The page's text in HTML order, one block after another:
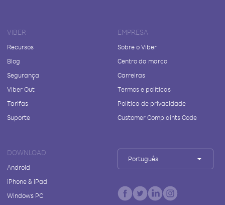
VIBER
Recursos
Blog
Segurança
Viber Out
Tarifas
Suporte
EMPRESA
Sobre o Viber
Centro da marca
Carreiras
Termos e políticas
Política de privacidade
Customer Complaints Code
DOWNLOAD
Android
iPhone & iPad
Windows PC
Português